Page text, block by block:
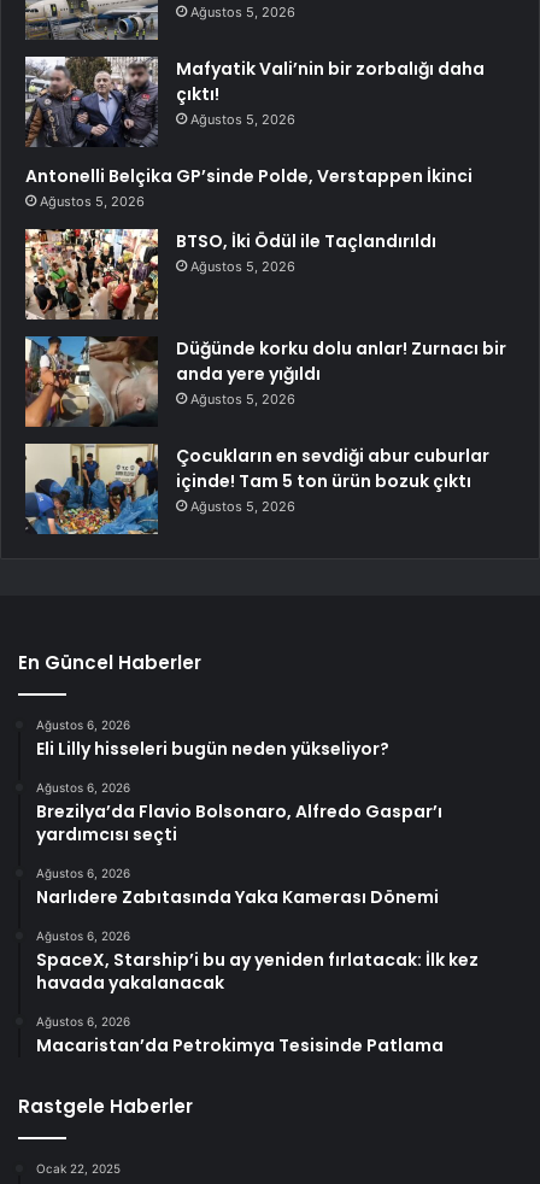
Ağustos 5, 2026
Mafyatik Vali’nin bir zorbalığı daha
çıktı!
Ağustos 5, 2026
Antonelli Belçika GP’sinde Polde, Verstappen İkinci
Ağustos 5, 2026
BTSO, İki Ödül ile Taçlandırıldı
Ağustos 5, 2026
Düğünde korku dolu anlar! Zurnacı bir
anda yere yığıldı
Ağustos 5, 2026
Çocukların en sevdiği abur cuburlar
içinde! Tam 5 ton ürün bozuk çıktı
Ağustos 5, 2026
En Güncel Haberler
Ağustos 6, 2026
Eli Lilly hisseleri bugün neden yükseliyor?
Ağustos 6, 2026
Brezilya’da Flavio Bolsonaro, Alfredo Gaspar’ı
yardımcısı seçti
Ağustos 6, 2026
Narlıdere Zabıtasında Yaka Kamerası Dönemi
Ağustos 6, 2026
SpaceX, Starship’i bu ay yeniden fırlatacak: İlk kez
havada yakalanacak
Ağustos 6, 2026
Macaristan’da Petrokimya Tesisinde Patlama
Rastgele Haberler
Ocak 22, 2025